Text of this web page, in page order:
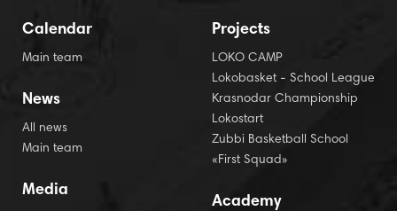
Calendar
Main team
News
All news
Main team
Media
Projects
LOKO CAMP
Lokobasket - School League
Krasnodar Championship
Lokostart
Zubbi Basketball School
«First Squad»
Academy